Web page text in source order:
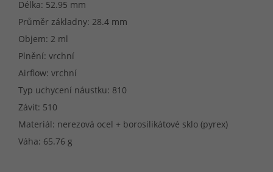
Délka: 52.95 mm
Průměr základny: 28.4 mm
Objem: 2 ml
Plnění: vrchní
Airflow: vrchní
Typ uchycení náustku: 810
Závit: 510
Materiál: nerezová ocel + borosilikátové sklo (pyrex)
Váha: 65.76 g